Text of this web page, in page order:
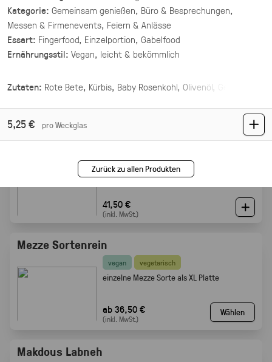
Kategorie: Gemeinsam genießen, Büro & Besprechungen,
Messen & Firmenevents, Feiern & Anlässe
Essart: Fingerfood, Einzelportion, Gabelfood
Ernährungsstil: Vegan, leicht & bekömmlich
Zutaten: Rote Bete, Kürbis, Baby Rosenkohl, Olivenöl, Gewürze
5,25 € pro Weckglas
Zurück zu allen Produkten
Mezze Mix Deluxe
(inkl. MwSt.)
Mezze Mix
vier Mezze Dips: Hummus, Mutabbal,
Muhammara und Baba Ghanoush
41,50 €
(inkl. MwSt.)
Mezze Sortenrein
vegan vegetarisch
einzelne Mezze Sorte als XL Platte
ab 36,50 €
(inkl. MwSt.)
Wählen
Makdous Labneh